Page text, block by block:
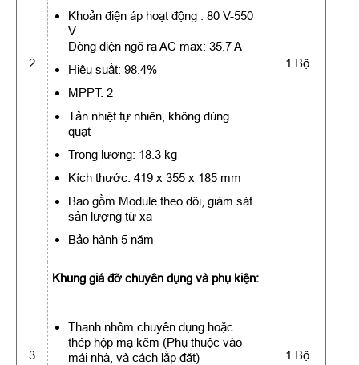
2
Khoản điện áp hoạt động : 80 V-550
V
Dòng điện ngõ ra AC max: 35.7 A
Hiệu suất: 98.4%
MPPT: 2
Tản nhiệt tự nhiên, không dùng
quạt
Trọng lượng: 18.3 kg
Kích thước: 419 x 355 x 185 mm
Bao gồm Module theo dõi, giám sát
sản lượng từ xa
Bảo hành 5 năm
1 Bộ
3
Khung giá đỡ chuyên dụng và phụ kiện:
Thanh nhôm chuyên dụng hoặc
thép hộp mạ kẽm (Phụ thuộc vào
mái nhà, và cách lắp đặt)
1 Bộ